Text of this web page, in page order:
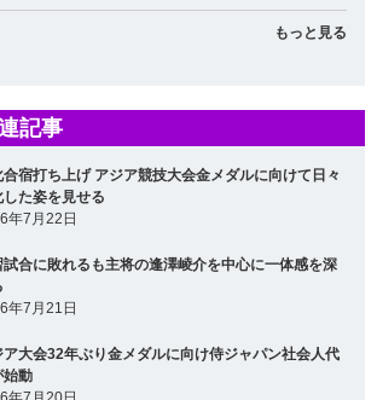
もっと見る
記事
合宿打ち上げ アジア競技大会金メダルに向けて日々
した姿を見せる
年7月22日
試合に敗れるも主将の逢澤崚介を中心に一体感を深
年7月21日
ア大会32年ぶり金メダルに向け侍ジャパン社会人代
始動